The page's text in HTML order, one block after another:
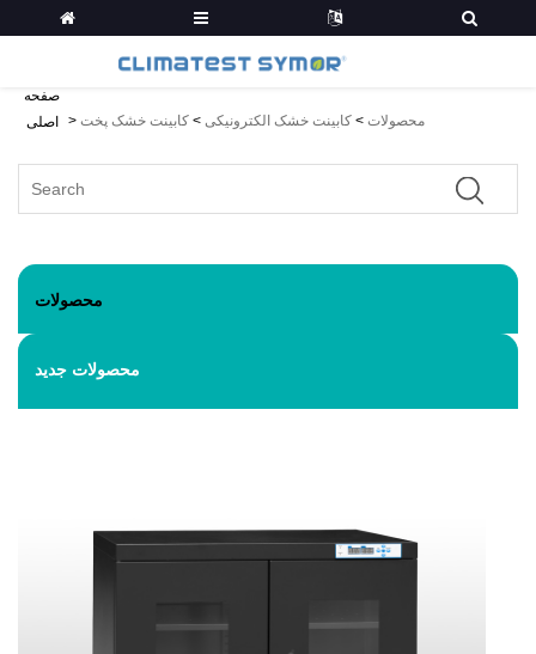
صفحه
اصلی
> محصولات > کابینت خشک الکترونیکی > کابینت خشک پخت
محصولات
محصولات جدید